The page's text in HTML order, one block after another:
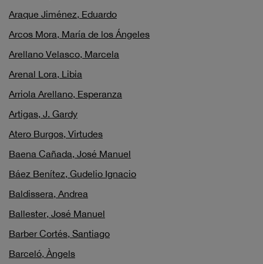
Araque Jiménez, Eduardo
Arcos Mora, María de los Ángeles
Arellano Velasco, Marcela
Arenal Lora, Libia
Arriola Arellano, Esperanza
Artigas, J. Gardy
Atero Burgos, Virtudes
Baena Cañada, José Manuel
Báez Benítez, Gudelio Ignacio
Baldissera, Andrea
Ballester, José Manuel
Barber Cortés, Santiago
Barceló, Àngels